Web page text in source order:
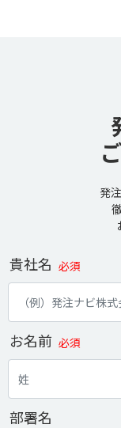
発
貴社名 必須
お名前 必須
部署名